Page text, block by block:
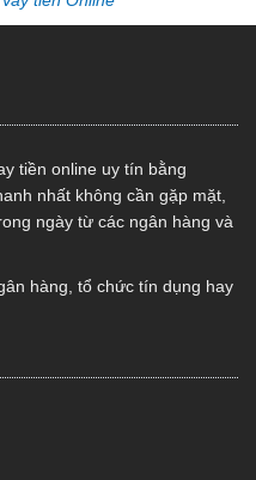
tiền online uy tín bằng
nhất không cần gặp mặt,
ngày từ các ngân hàng và
hàng, tổ chức tín dụng hay